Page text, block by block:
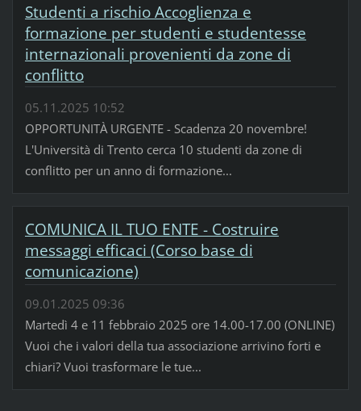
Studenti a rischio Accoglienza e
formazione per studenti e studentesse
internazionali provenienti da zone di
conflitto
05.11.2025 10:52
OPPORTUNITÀ URGENTE - Scadenza 20 novembre!
L'Università di Trento cerca 10 studenti da zone di
conflitto per un anno di formazione...
COMUNICA IL TUO ENTE - Costruire
messaggi efficaci (Corso base di
comunicazione)
09.01.2025 09:36
Martedì 4 e 11 febbraio 2025 ore 14.00-17.00 (ONLINE)
Vuoi che i valori della tua associazione arrivino forti e
chiari? Vuoi trasformare le tue...